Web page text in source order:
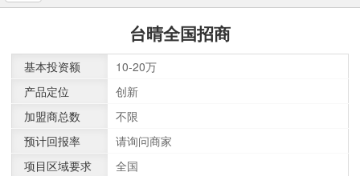
台晴全国招商
基本投资额
10-20万
产品定位
创新
加盟商总数
不限
预计回报率
请询问商家
项目区域要求
全国